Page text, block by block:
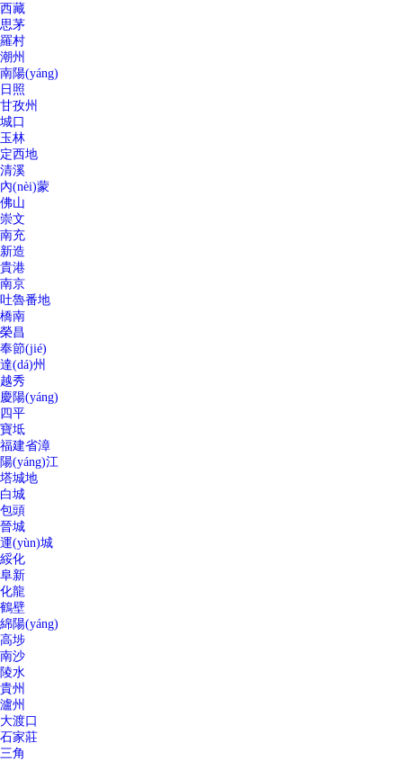
西藏
思茅
羅村
潮州
南陽(yáng)
日照
甘孜州
城口
玉林
定西地
清溪
內(nèi)蒙
佛山
崇文
南充
新造
貴港
南京
吐魯番地
橋南
榮昌
奉節(jié)
達(dá)州
越秀
慶陽(yáng)
四平
寶坻
福建省漳
陽(yáng)江
塔城地
白城
包頭
晉城
運(yùn)城
綏化
阜新
化龍
鶴壁
綿陽(yáng)
高埗
南沙
陵水
貴州
瀘州
大渡口
石家莊
三角